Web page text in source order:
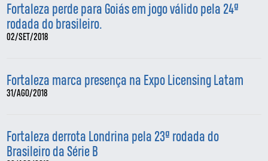
Fortaleza perde para Goiás em jogo válido pela 24ª
rodada do brasileiro.
02/SET/2018
Fortaleza marca presença na Expo Licensing Latam
31/AGO/2018
Fortaleza derrota Londrina pela 23ª rodada do
Brasileiro da Série B